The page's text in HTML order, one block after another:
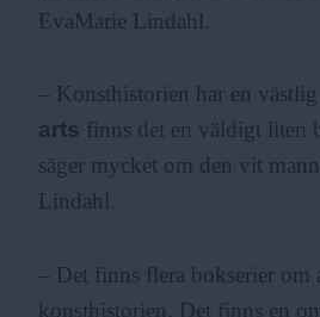
EvaMarie Lindahl.
– Konsthistorien har en
arts finns det en väldigt liten
säger mycket om den vit
Lindahl.
– Det finns flera bokserier om
konsthistorien. Det finns en